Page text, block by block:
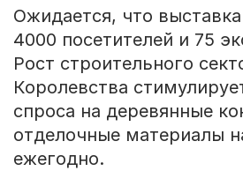
Ожидается, что
4000 посетителей и 75
Рост строительного
Королевства
спроса на деревянные
отделочные материалы
ежегодно.